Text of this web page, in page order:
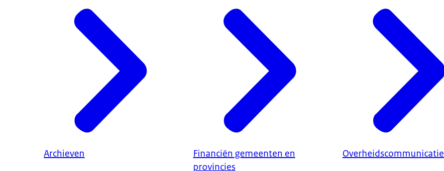
Archieven
Financiën gemeenten en
provincies
Overheidscommunicatie